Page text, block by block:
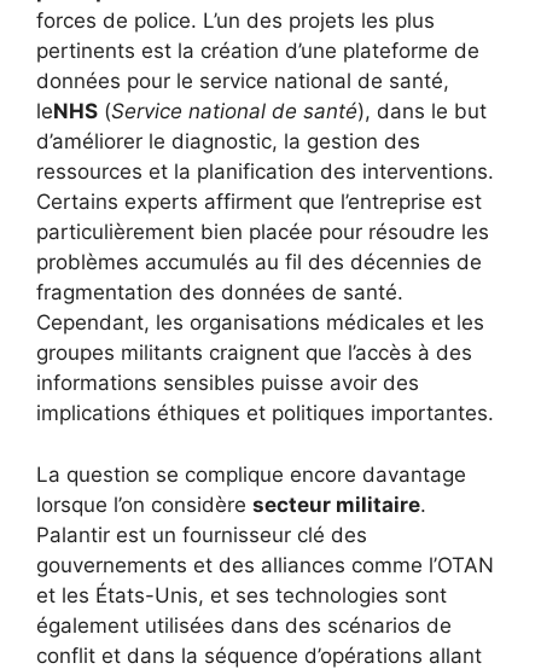
forces de police. L’un des projets les plus
pertinents est la création d’une plateforme de
données pour le service national de santé,
leNHS (Service national de santé), dans le but
d’améliorer le diagnostic, la gestion des
ressources et la planification des interventions.
Certains experts affirment que l’entreprise est
particulièrement bien placée pour résoudre les
problèmes accumulés au fil des décennies de
fragmentation des données de santé.
Cependant, les organisations médicales et les
groupes militants craignent que l’accès à des
informations sensibles puisse avoir des
implications éthiques et politiques importantes.
La question se complique encore davantage
lorsque l’on considère secteur militaire.
Palantir est un fournisseur clé des
gouvernements et des alliances comme l’OTAN
et les États-Unis, et ses technologies sont
également utilisées dans des scénarios de
conflit et dans la séquence d’opérations allant